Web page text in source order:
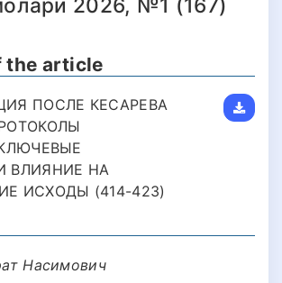
2026, №1 (167)
the article
ПОСЛЕ КЕСАРЕВА
КЛЮЧЕВЫЕ
ВЛИЯНИЕ НА
ИСХОДЫ (414-423)
Насимович